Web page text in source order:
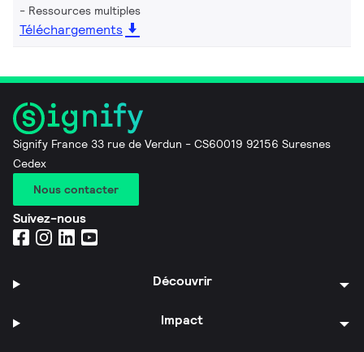
Ressources multiples
Téléchargements
Signify France 33 rue de Verdun - CS60019 92156 Suresnes
Cedex
Nous contacter
Suivez-nous
Découvrir
Impact